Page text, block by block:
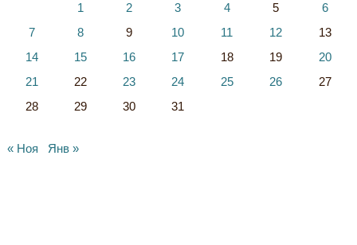
1 2 3 4 5
6
7
8 9 10 11 12
13
14
15 16 17 18 19
20
21
22 23 24 25 26
27
28
29 30 31
« Ноя Янв »